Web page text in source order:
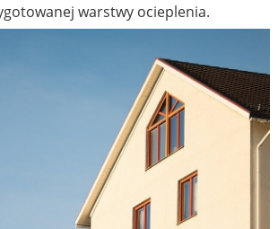
warstwy ocieplenia.